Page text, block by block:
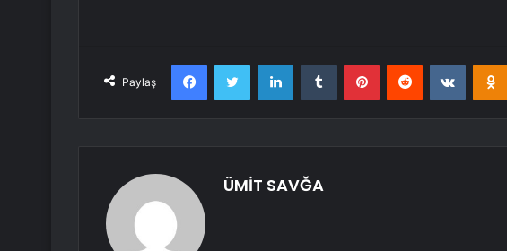
Paylaş
FacebookTwitter LinkedInTumblr PinterestReddit
ÜMİT SAVĞA